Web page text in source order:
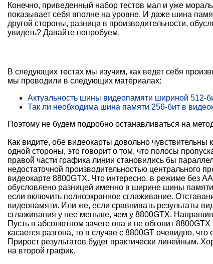
Конечно, приведенный набор тестов мал и уже
показывает себя вполне на уровне. И даже шина
другой стороны, разница в производительности,
увидеть? Давайте попробуем.
В следующих тестах мы изучим, как ведет себя
мы проводили в следующих материалах:
Актуальность шины видеопамяти шириной 512-
Так ли необходима шина памяти 256-бит в
Поэтому не будем подробно останавливаться на
Как видите, обе видеокарты довольно
одной стороны, это говорит о том, что полосы
правой части графика линии становились бы
недостаточной производительностью центрального
видеокарте 8800GTX. Что интересно, в режиме без
обусловлено разницей именно в ширине шины
если включить полноэкранное сглаживание.
видеопамяти. Или же, если сравнивать результаты
сглаживания у нее меньше, чем у 8800GTX.
Пусть в абсолютном зачете она и не обгонит
касается разгона, то в случае с 8800GT очевидно,
Прирост результатов будет практически линейным.
на второй график.